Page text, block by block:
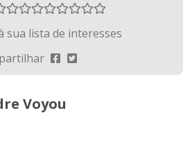
sua lista de interesses
Voyou